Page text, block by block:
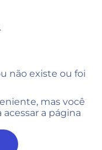
não existe ou foi
mas você
a página